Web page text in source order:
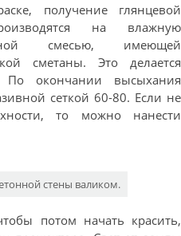
получение глянцевой
на влажную
смесью, имеющей
сметаны. Это делается
По окончании высыхания
сеткой 60-80. Если не
то можно нанести
стены валиком.
потом начать красить,